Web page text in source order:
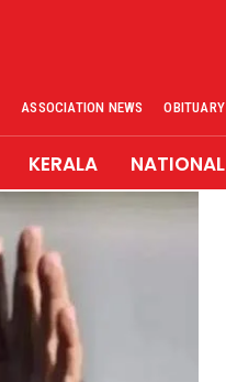
ASSOCIATION NEWS OBITUARY
KERALA NATIONAL